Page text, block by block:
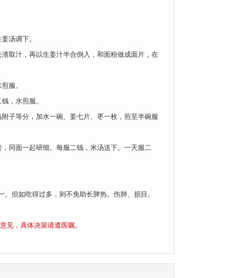
汤调下。
取汁，再以生姜汁半合倒入，和面粉做成面片，在
服。
，水煎服。
附子等分，加水一碗、姜七片、枣一枚，煎至半碗服
同面一起研细。每服二钱，米汤送下。一天服二
但如吃得过多，则不免助长脾热。伤肺、损目。
见，具体决策请遵医嘱。